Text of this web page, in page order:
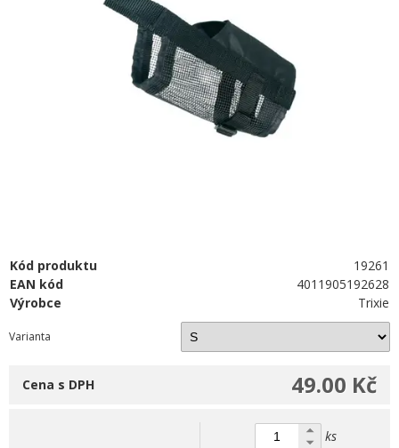
Kód produktu
19261
EAN kód
4011905192628
Výrobce
Trixie
Varianta
49.00 Kč
Cena s DPH
ks